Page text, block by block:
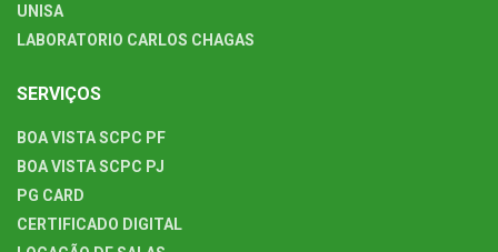
UNISA
LABORATORIO CARLOS CHAGAS
SERVIÇOS
BOA VISTA SCPC PF
BOA VISTA SCPC PJ
PG CARD
CERTIFICADO DIGITAL